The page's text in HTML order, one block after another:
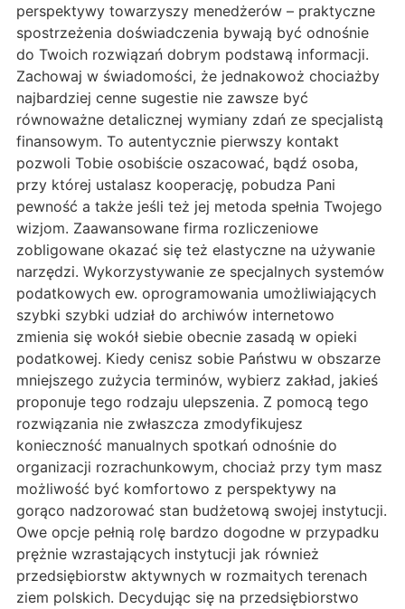
perspektywy towarzyszy menedżerów – praktyczne
spostrzeżenia doświadczenia bywają być odnośnie
do Twoich rozwiązań dobrym podstawą informacji.
Zachowaj w świadomości, że jednakowoż chociażby
najbardziej cenne sugestie nie zawsze być
równoważne detalicznej wymiany zdań ze specjalistą
finansowym. To autentycznie pierwszy kontakt
pozwoli Tobie osobiście oszacować, bądź osoba,
przy której ustalasz kooperację, pobudza Pani
pewność a także jeśli też jej metoda spełnia Twojego
wizjom. Zaawansowane firma rozliczeniowe
zobligowane okazać się też elastyczne na używanie
narzędzi. Wykorzystywanie ze specjalnych systemów
podatkowych ew. oprogramowania umożliwiających
szybki szybki udział do archiwów internetowo
zmienia się wokół siebie obecnie zasadą w opieki
podatkowej. Kiedy cenisz sobie Państwu w obszarze
mniejszego zużycia terminów, wybierz zakład, jakieś
proponuje tego rodzaju ulepszenia. Z pomocą tego
rozwiązania nie zwłaszcza zmodyfikujesz
konieczność manualnych spotkań odnośnie do
organizacji rozrachunkowym, chociaż przy tym masz
możliwość być komfortowo z perspektywy na
gorąco nadzorować stan budżetową swojej instytucji.
Owe opcje pełnią rolę bardzo dogodne w przypadku
prężnie wzrastających instytucji jak również
przedsiębiorstw aktywnych w rozmaitych terenach
ziem polskich. Decydując się na przedsiębiorstwo